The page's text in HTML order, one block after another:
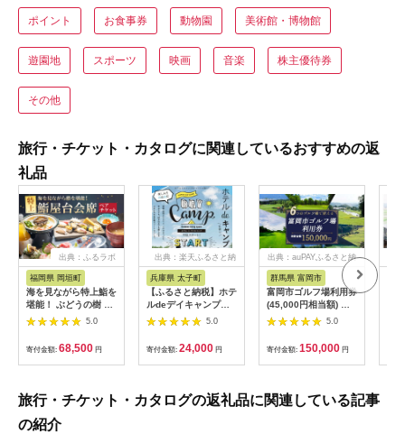
ポイント お食事券 動物園 美術館・博物館
遊園地 スポーツ 映画 音楽 株主優待券
その他
旅行・チケット・カタログに関連しているおすすめの返
礼品
出典：ふるラボ
福岡県 岡垣町
海を見ながら特上鮨を
堪能！ ぶどうの樹 鮨
屋台ペア お食事券 海
鮮 海 屋台 食事 ペア
福岡県 岡垣町
5.0
寄付金額: 68,500 円
出典：楽天ふるさと納
兵庫県 太子町
【ふるさと納税】ホテ
ルdeデイキャンプ体
験チケット
【1364991】
5.0
寄付金額: 24,000 円
出典：auPAYふるさと納
群馬県 富岡市
富岡市ゴルフ場利用券
(45,000円相当額) ゴ
ルフ チケット 平日 土
日 祝日 プレー券 関東
群馬県 首都圏 F20E-
382
5.0
寄付金額: 150,000 円
旅行・チケット・カタログの返礼品に関連している記事
の紹介